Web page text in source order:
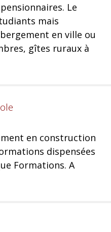
Le
mais
en ville ou
gîtes ruraux à
en construction
dispensées
Formations. A